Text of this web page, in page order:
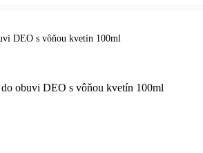
DEO s vôňou kvetín 100ml